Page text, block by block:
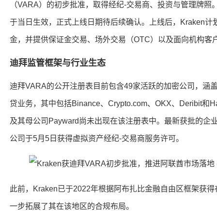
（VARA）的初步批准，取得经纪-交易商、投资与管理牌
于当日生效，正式上线日期待后续确认。上线后，Kraken计
金，并提供保证金交易、场外交易（OTC）以及面向机构客
迪拜监管框架与行业生态
迪拜VARA的公开注册表目前包含49家活跃的加密公司，涵
贷业务，其中包括Binance、Crypto.com、OKX、Deribit和
及其母公司Payward尚未出现在该注册表中。最新获批的企
公司于5月5日获得虚拟资产经纪-交易商服务许可。
此前，Kraken已于2022年根据阿布扎比金融自由区框架获
一步拓展了其在该地区的合规布局。